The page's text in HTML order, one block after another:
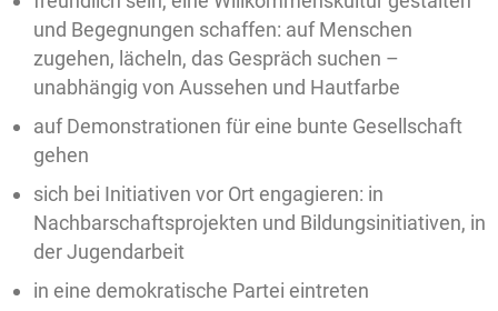
und Begegnungen schaffen: auf Menschen
zugehen, lächeln, das Gespräch suchen –
unabhängig von Aussehen und Hautfarbe
auf Demonstrationen für eine bunte Gesellschaft
gehen
sich bei Initiativen vor Ort engagieren: in
Nachbarschaftsprojekten und Bildungsinitiativen, in
der Jugendarbeit
in eine demokratische Partei eintreten